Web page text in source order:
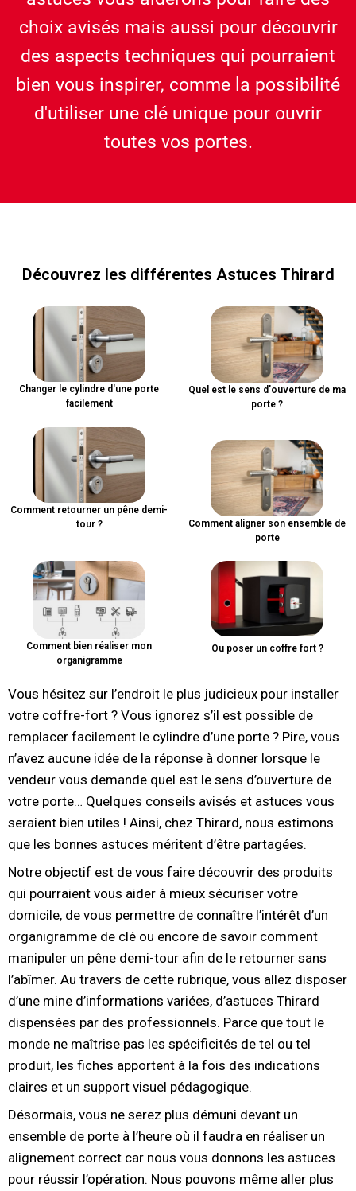
choix avisés mais aussi pour découvrir
des aspects techniques qui pourraient
bien vous inspirer, comme la possibilité
d'utiliser une clé unique pour ouvrir
toutes vos portes.
Découvrez les différentes Astuces Thirard
Changer le cylindre d'une porte
facilement
Quel est le sens d'ouverture de ma
porte ?
Comment retourner un pêne demi-
tour ?
Ou poser un coffre fort ?
Comment bien réaliser mon
organigramme
Comment aligner son ensemble de
porte
Vous hésitez sur l’endroit le plus judicieux pour installer
votre coffre-fort ? Vous ignorez s’il est possible de
remplacer facilement le cylindre d’une porte ? Pire, vous
n’avez aucune idée de la réponse à donner lorsque le
vendeur vous demande quel est le sens d’ouverture de
votre porte… Quelques conseils avisés et astuces vous
seraient bien utiles ! Ainsi, chez Thirard, nous estimons
que les bonnes astuces méritent d’être partagées.
Notre objectif est de vous faire découvrir des produits
qui pourraient vous aider à mieux sécuriser votre
domicile, de vous permettre de connaître l’intérêt d’un
organigramme de clé ou encore de savoir comment
manipuler un pêne demi-tour afin de le retourner sans
l’abîmer. Au travers de cette rubrique, vous allez disposer
d’une mine d’informations variées, d’astuces Thirard
dispensées par des professionnels. Parce que tout le
monde ne maîtrise pas les spécificités de tel ou tel
produit, les fiches apportent à la fois des indications
claires et un support visuel pédagogique.
Désormais, vous ne serez plus démuni devant un
ensemble de porte à l’heure où il faudra en réaliser un
alignement correct car nous vous donnons les astuces
pour réussir l’opération. Nous pouvons même aller plus